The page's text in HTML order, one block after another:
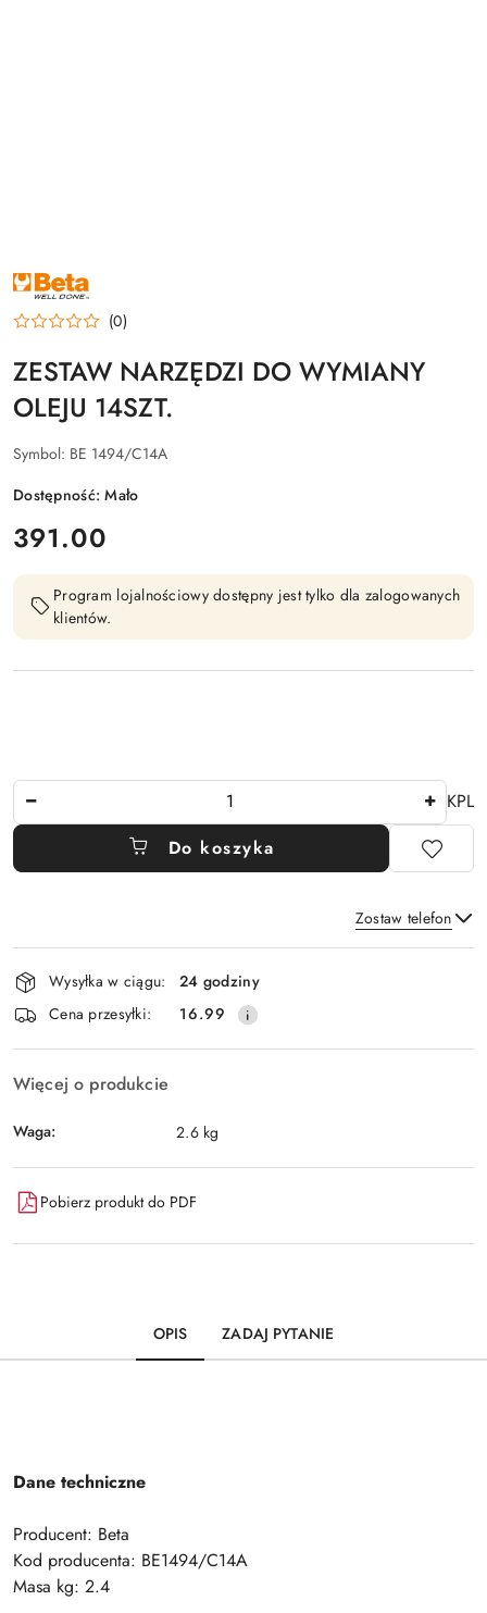
NAZWA
PRODUCENTA:
BETA
(0)
ZESTAW NARZĘDZI DO WYMIANY
OLEJU 14SZT.
Symbol: BE 1494/C14A
Dostępność:Mało
cena:
391.00
Program lojalnościowy dostępny jest tylko dla zalogowanych
klientów.
KPL
Do koszyka
Zostaw telefon
Wyślij
Dostępność
i
dostawa
Wysyłka w ciągu:
24 godziny
Cena przesyłki:
16.99
Więcej o produkcie
Waga: 2.6 kg
Pobierz produkt do PDF
OPIS ZADAJ PYTANIE
Dane techniczne
Producent: Beta
Kod producenta: BE1494/C14A
Masa kg: 2.4